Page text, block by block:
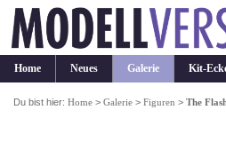
Home Neues Galerie Kit-
Du bist hier:Home >Galerie >Figuren >The